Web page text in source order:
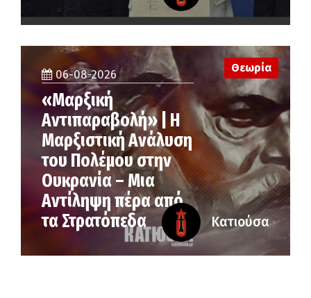
06-08-2026
«Μαρξική
Αντιπαραβολή» | Η
Μαρξιστική Ανάλυση
του Πολέμου στην
Ουκρανία – Μια
Αντίληψη πέρα από
τα Στρατόπεδα
Θεωρία
Κατιούσα